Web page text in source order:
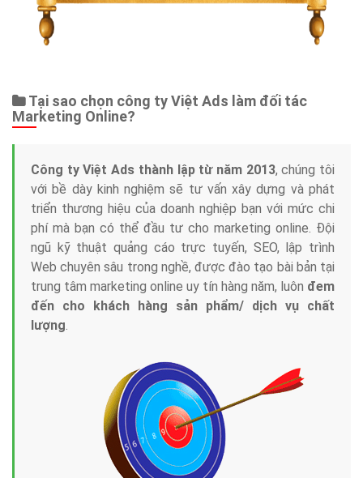
Tại sao chọn công ty Việt Ads làm đối tác
Marketing Online?
Công ty Việt Ads thành lập từ năm 2013, chúng tôi
với bề dày kinh nghiệm sẽ tư vấn xây dựng và phát
triển thương hiệu của doanh nghiệp bạn với mức chi
phí mà bạn có thể đầu tư cho marketing online. Đội
ngũ kỹ thuật quảng cáo trực tuyến, SEO, lập trình
Web chuyên sâu trong nghề, được đào tạo bài bản tại
trung tâm marketing online uy tín hàng năm, luôn đem
đến cho khách hàng sản phẩm/ dịch vụ chất
lượng.